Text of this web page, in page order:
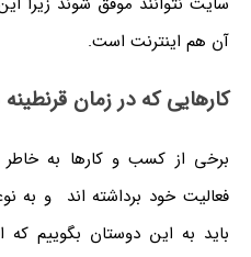
آن هم اینترنت است.
کارهایی که در زمان
برخی از کسب و کارها به خاطر
فعالیت خود برداشته اند و به
باید به این دوستان بگوییم